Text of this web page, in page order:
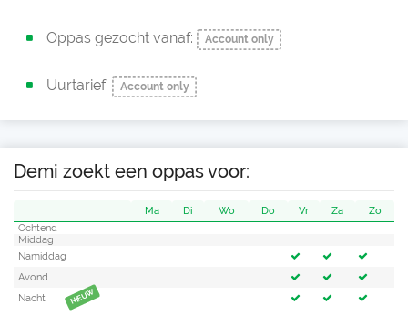
Oppas gezocht vanaf: Account only
Uurtarief: Account only
Demi zoekt een oppas voor:
Ma Di Wo Do Vr Za
Zo
Ochtend
Middag
Namiddag
Avond
Nacht
NIEUW